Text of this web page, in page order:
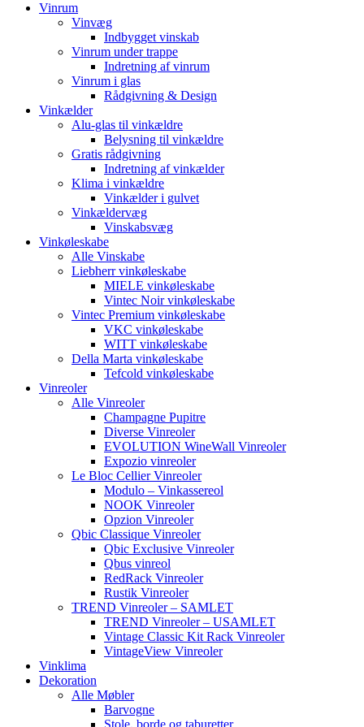
Vinrum
Vinvæg
Indbygget vinskab
Vinrum under trappe
Indretning af vinrum
Vinrum i glas
Rådgivning & Design
Vinkælder
Alu-glas til vinkældre
Belysning til vinkældre
Gratis rådgivning
Indretning af vinkælder
Klima i vinkældre
Vinkælder i gulvet
Vinkældervæg
Vinskabsvæg
Vinkøleskabe
Alle Vinskabe
Liebherr vinkøleskabe
MIELE vinkøleskabe
Vintec Noir vinkøleskabe
Vintec Premium vinkøleskabe
VKC vinkøleskabe
WITT vinkøleskabe
Della Marta vinkøleskabe
Tefcold vinkøleskabe
Vinreoler
Alle Vinreoler
Champagne Pupitre
Diverse Vinreoler
EVOLUTION WineWall Vinreoler
Expozio vinreoler
Le Bloc Cellier Vinreoler
Modulo – Vinkassereol
NOOK Vinreoler
Opzion Vinreoler
Qbic Classique Vinreoler
Qbic Exclusive Vinreoler
Qbus vinreol
RedRack Vinreoler
Rustik Vinreoler
TREND Vinreoler – SAMLET
TREND Vinreoler – USAMLET
Vintage Classic Kit Rack Vinreoler
VintageView Vinreoler
Vinklima
Dekoration
Alle Møbler
Barvogne